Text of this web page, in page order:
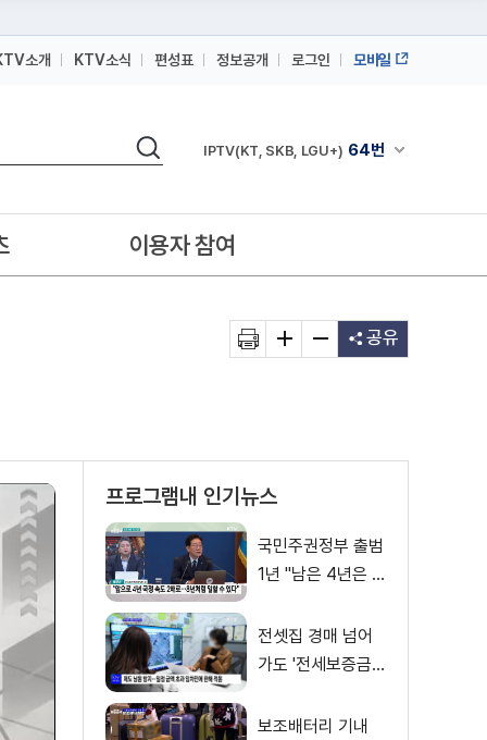
소개 KTV소식 편성표 정보공개 로그인 모바일
검색 채널안내 펼쳐
IPTV(KT, SKB, LGU+) 64번
IPTV(KT, SKB, LGU+)
이용자 참여
공유
프로그램내 인기뉴스
국민주권정부 출범
1년 "남은 4년은 8
전셋집 경매 넘어
가도 '전세보증금'
보조배터리 기내